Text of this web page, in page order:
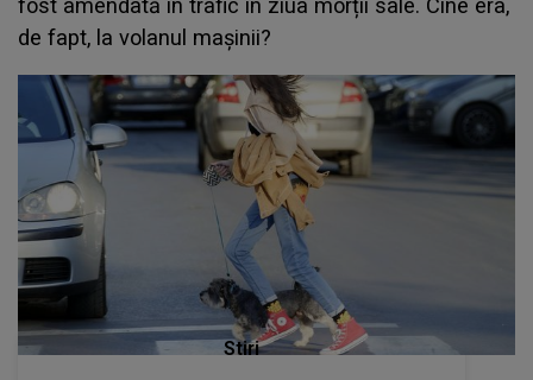
fost amendată în trafic în ziua morții sale. Cine era,
de fapt, la volanul mașinii?
Stiri